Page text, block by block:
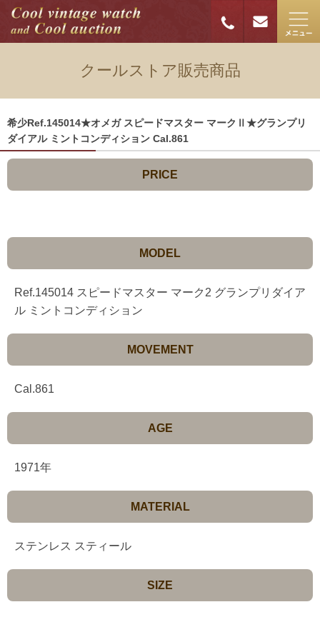
クールストア販売商品
希少Ref.145014★オメガ スピードマスター マークⅡ★グランプリ
ダイアル ミントコンディション Cal.861
PRICE
MODEL
Ref.145014 スピードマスター マーク2 グランプリダイア
ル ミントコンディション
MOVEMENT
Cal.861
AGE
1971年
MATERIAL
ステンレス スティール
SIZE